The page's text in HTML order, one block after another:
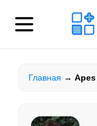
Главная →